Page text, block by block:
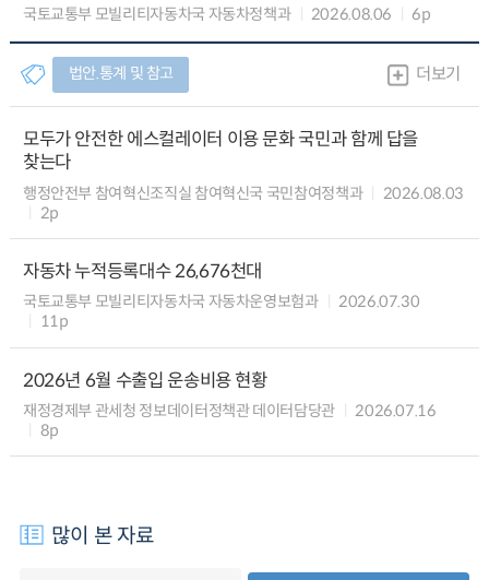
국토교통부 모빌리티자동차국 자동차정책과 2026.08.06 6p
법안.통계 및 참고 더보기
모두가 안전한 에스컬레이터 이용 문화 국민과 함께 답을
찾는다
행정안전부 참여혁신조직실 참여혁신국 국민참여정책과
2026.08.03
2p
자동차 누적등록대수 26,676천대
국토교통부 모빌리티자동차국 자동차운영보험과
2026.07.30
11p
2026년 6월 수출입 운송비용 현황
재정경제부 관세청 정보데이터정책관 데이터담당관
2026.07.16
8p
많이 본 자료